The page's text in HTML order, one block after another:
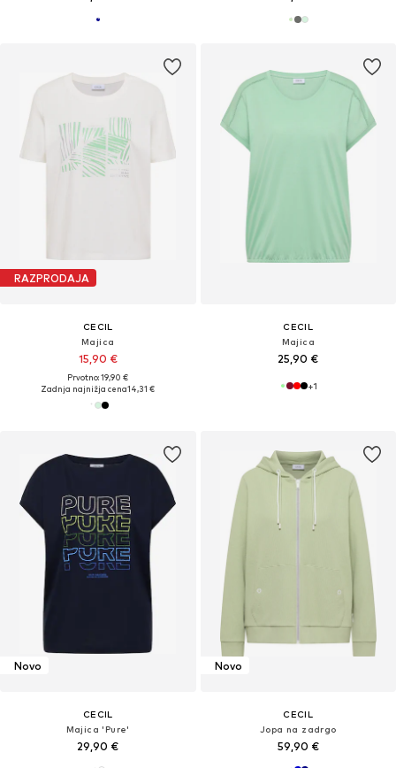
RAZPRODAJA
CECIL
Majica
15,90 €
Prvotno: 19,90 €
Zadnja najnižja cena14,31 €
CECIL
Majica
25,90 €
+1
Novo
CECIL
Majica 'Pure'
29,90 €
Novo
CECIL
Jopa na zadrgo
59,90 €